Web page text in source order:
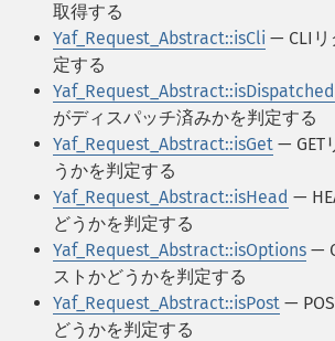
取得する
Yaf_Request_Abstract::isCli — CLIリ
定する
Yaf_Request_Abstract::isDispatched
がディスパッチ済みかを判定する
Yaf_Request_Abstract::isGet — GET
うかを判定する
Yaf_Request_Abstract::isHead —
どうかを判定する
Yaf_Request_Abstract::isOptions —
ストかどうかを判定する
Yaf_Request_Abstract::isPost —
どうかを判定する